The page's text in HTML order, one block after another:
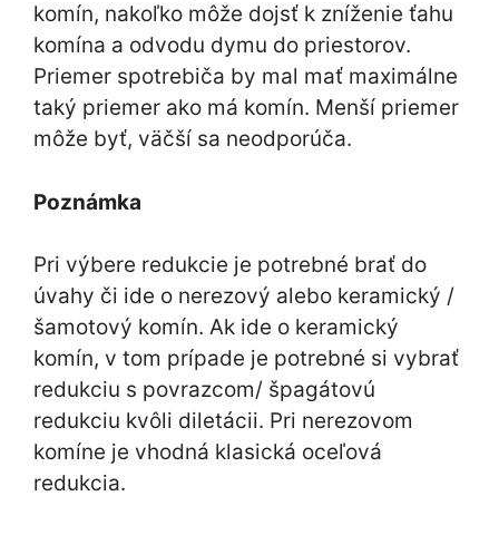
komín, nakoľko môže dojsť k zníženie ťahu
komína a odvodu dymu do priestorov.
Priemer spotrebiča by mal mať maximálne
taký priemer ako má komín. Menší priemer
môže byť, väčší sa neodporúča.
Poznámka
Pri výbere redukcie je potrebné brať do
úvahy či ide o nerezový alebo keramický /
šamotový komín. Ak ide o keramický
komín, v tom prípade je potrebné si vybrať
redukciu s povrazcom/ špagátovú
redukciu kvôli diletácii. Pri nerezovom
komíne je vhodná klasická oceľová
redukcia.